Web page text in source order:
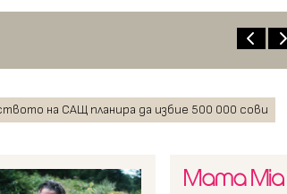
на САЩ планира да избие 500 000 сови